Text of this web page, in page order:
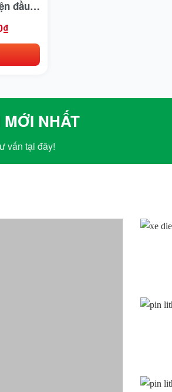
đầu
₫
NHẤT
vấn tại đây!